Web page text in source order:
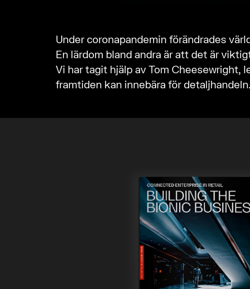
Under coronapandemin förändrades
En lärdom bland andra är att det är
Vi har tagit hjälp av Tom Cheesewright,
framtiden kan innebära för